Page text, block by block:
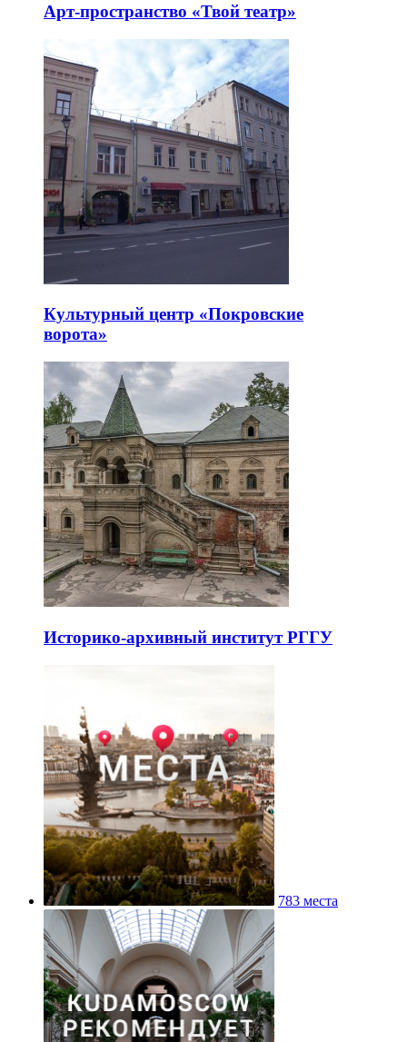
Арт-пространство «Твой театр»
Культурный центр «Покровские
ворота»
Историко-архивный институт РГГУ
783 места